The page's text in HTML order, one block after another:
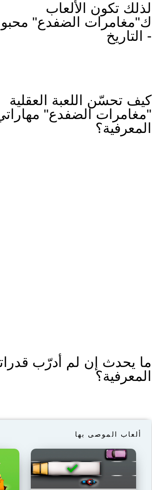
لذلك تكون الألعاب
ك"مغامرات الضفدع"
- التاريخ
كيف تحسّن اللعبة العقلية
"مغامرات الضفدع"
المعرفية؟
ما يحدث إن لم أدرّب
المعرفية؟
ألعاب الموصى بها